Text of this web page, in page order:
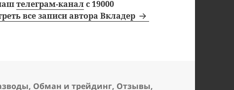
телеграм-каналс 19000
все записи автора Вкладер
, Обман и трейдинг, Отзывы,